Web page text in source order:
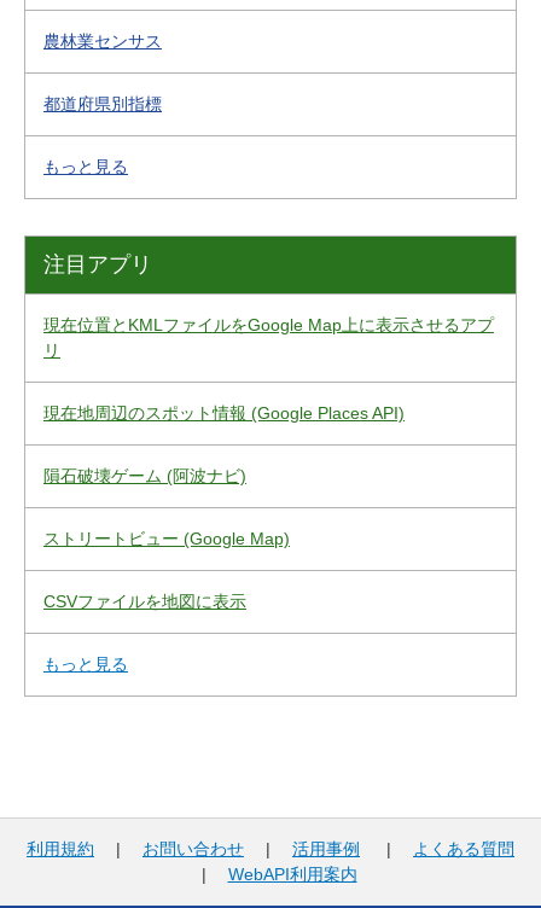
農林業センサス
都道府県別指標
もっと見る
注目アプリ
現在位置とKMLファイルをGoogle Map上に表示させるアプ
リ
現在地周辺のスポット情報 (Google Places API)
隕石破壊ゲーム (阿波ナビ)
ストリートビュー (Google Map)
CSVファイルを地図に表示
もっと見る
利用規約 | お問い合わせ | 活用事例 |
よくある質問
| WebAPI利用案内